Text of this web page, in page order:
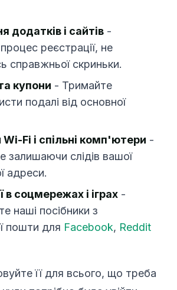
додатків і сайтів -
реєстрації, не
справжньої скриньки.
купони - Тримайте
подалі від основної
Wi-Fi і спільні комп'ютери -
залишаючи слідів вашої
адреси.
в соцмережах і іграх -
наші посібники з
пошти для Facebook, Reddit
її для всього, що треба